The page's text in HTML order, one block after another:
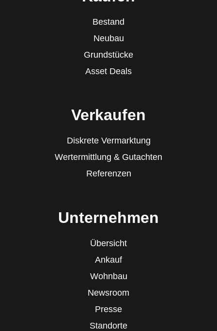
Bestand
Neubau
Grundstücke
Asset Deals
Verkaufen
Diskrete Vermarktung
Wertermittlung & Gutachten
Referenzen
Unternehmen
Übersicht
Ankauf
Wohnbau
Newsroom
Presse
Standorte